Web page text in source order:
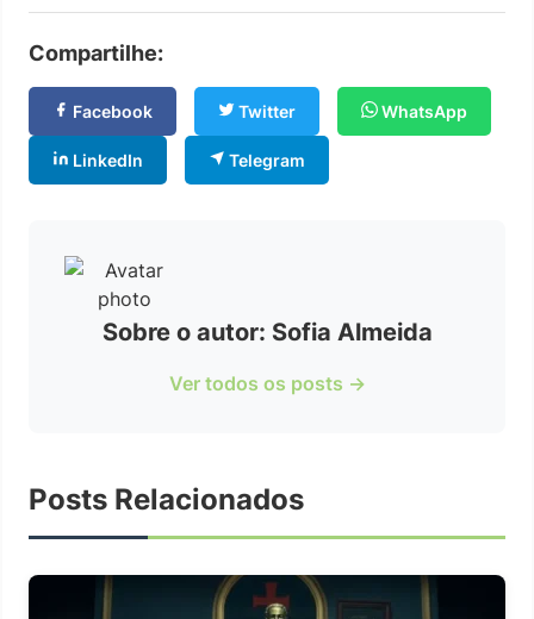
Compartilhe:
Facebook Twitter WhatsApp
LinkedIn Telegram
Sobre o autor: Sofia Almeida
Ver todos os posts →
Posts Relacionados